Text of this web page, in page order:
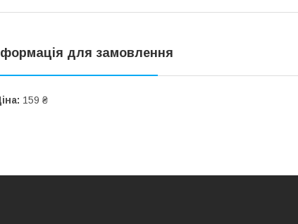
для замовлення
159 ₴